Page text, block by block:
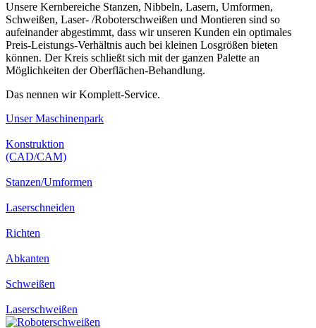
Unsere Kernbereiche Stanzen, Nibbeln, Lasern, Umformen,
Schweißen, Laser- /Roboterschweißen und Montieren sind so
aufeinander abgestimmt, dass wir unseren Kunden ein optimales
Preis-Leistungs-Verhältnis auch bei kleinen Losgrößen bieten
können. Der Kreis schließt sich mit der ganzen Palette an
Möglichkeiten der Oberflächen-Behandlung.
Das nennen wir Komplett-Service.
Unser Maschinenpark
Konstruktion
(CAD/CAM)
Stanzen/Umformen
Laserschneiden
Richten
Abkanten
Schweißen
Laserschweißen